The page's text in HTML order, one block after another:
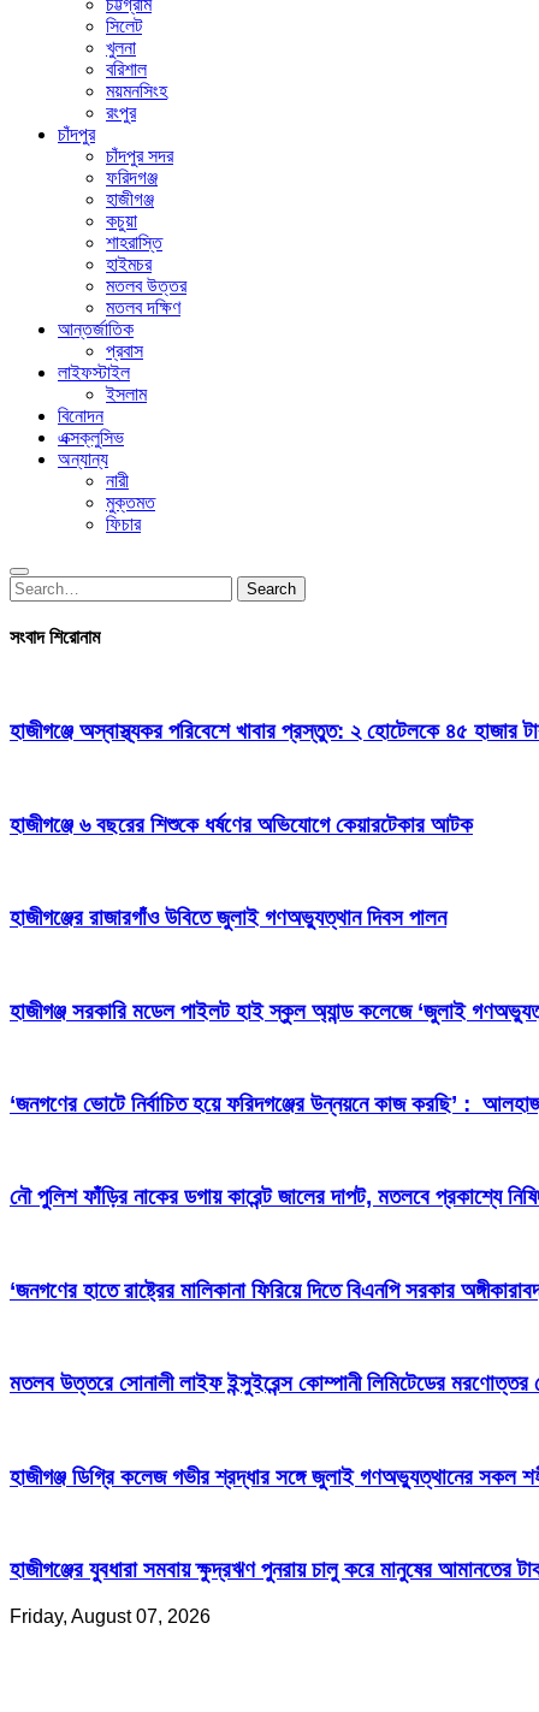
চট্টগ্রাম
সিলেট
খুলনা
বরিশাল
ময়মনসিংহ
রংপুর
চাঁদপুর
চাঁদপুর সদর
ফরিদগঞ্জ
হাজীগঞ্জ
কচুয়া
শাহরাস্তি
হাইমচর
মতলব উত্তর
মতলব দক্ষিণ
আন্তর্জাতিক
প্রবাস
লাইফস্টাইল
ইসলাম
বিনোদন
এক্সক্লুসিভ
অন্যান্য
নারী
মুক্তমত
ফিচার
Search
for:
Search
সংবাদ শিরোনাম
হাজীগঞ্জে অস্বাস্থ্যকর পরিবেশে খাবার প্রস্তুত: ২ হোটেলকে ৪৫ হাজার
হাজীগঞ্জে ৬ বছরের শিশুকে ধর্ষণের অভিযোগে কেয়ারটেকার আটক
হাজীগঞ্জের রাজারগাঁও উবিতে জুলাই গণঅভ্যুত্থান দিবস পালন
হাজীগঞ্জ সরকারি মডেল পাইলট হাই স্কুল অ্যান্ড কলেজে ‘জুলাই
‘জনগণের ভোটে নির্বাচিত হয়ে ফরিদগঞ্জের উন্নয়নে কাজ করছি’ :
নৌ পুলিশ ফাঁড়ির নাকের ডগায় কারেন্ট জালের দাপট, মতলবে প্রকাশ্যে
‘জনগণের হাতে রাষ্ট্রের মালিকানা ফিরিয়ে দিতে বিএনপি সরকার
মতলব উত্তরে সোনালী লাইফ ইন্সুইরেন্স কোম্পানী লিমিটেডের মরণোত্তর
হাজীগঞ্জ ডিগ্রি কলেজ গভীর শ্রদ্ধার সঙ্গে জুলাই গণঅভ্যুত্থানের সকল
হাজীগঞ্জের যুবধারা সমবায় ক্ষুদ্রঋণ পুনরায় চালু করে মানুষের আমানতের
Friday, August 07, 2026